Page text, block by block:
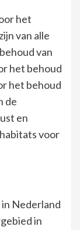
het
van alle
van
het behoud
het behoud
de
en
voor
Nederland
in